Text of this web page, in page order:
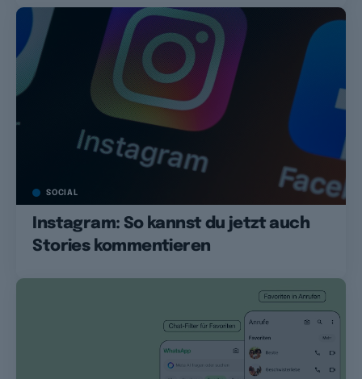
SOCIAL
Instagram: So kannst du jetzt auch
Stories kommentieren